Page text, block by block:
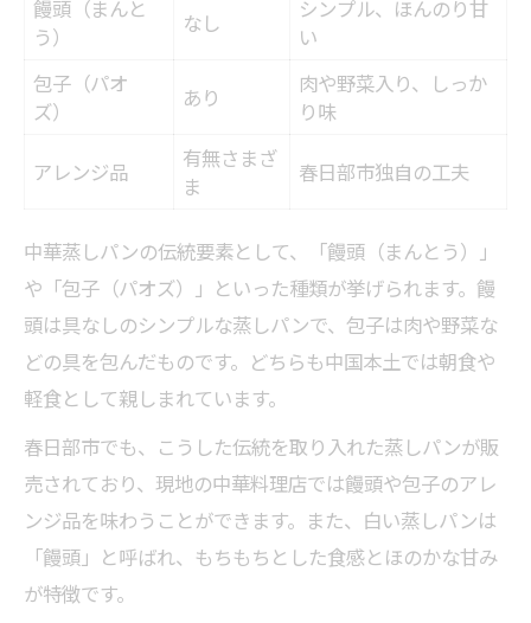
饅頭（まんと
う）
なし
シンプル、ほんのり甘
い
包子（パオ
ズ）
あり
肉や野菜入り、しっか
り味
アレンジ品
有無さまざ
ま
春日部市独自の工夫
中華蒸しパンの伝統要素として、「饅頭（まんとう）」
や「包子（パオズ）」といった種類が挙げられます。饅
頭は具なしのシンプルな蒸しパンで、包子は肉や野菜な
どの具を包んだものです。どちらも中国本土では朝食や
軽食として親しまれています。
春日部市でも、こうした伝統を取り入れた蒸しパンが販
売されており、現地の中華料理店では饅頭や包子のアレ
ンジ品を味わうことができます。また、白い蒸しパンは
「饅頭」と呼ばれ、もちもちとした食感とほのかな甘み
が特徴です。